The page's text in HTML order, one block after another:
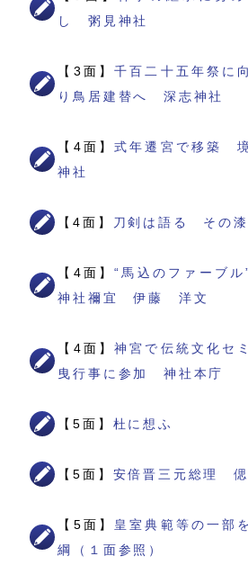
し 粥見神社
【3面】千百二十五年祭に
り鳥居建替へ 深志神社
【4面】式年遷宮で移築
神社
【4面】 刀剣は語る その
【4面】“馬込のファーブ
神社禰宜 伊藤 洋文
【4面】神宮で伝統文化セ
曳行事に参加 神社本庁
【5面】 杜に想ふ
【5面】 安倍晋三元総理 偲
【5面】 皇室典範等の一部
綱（１面参照）